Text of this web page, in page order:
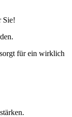
Sie!
für ein wirklich